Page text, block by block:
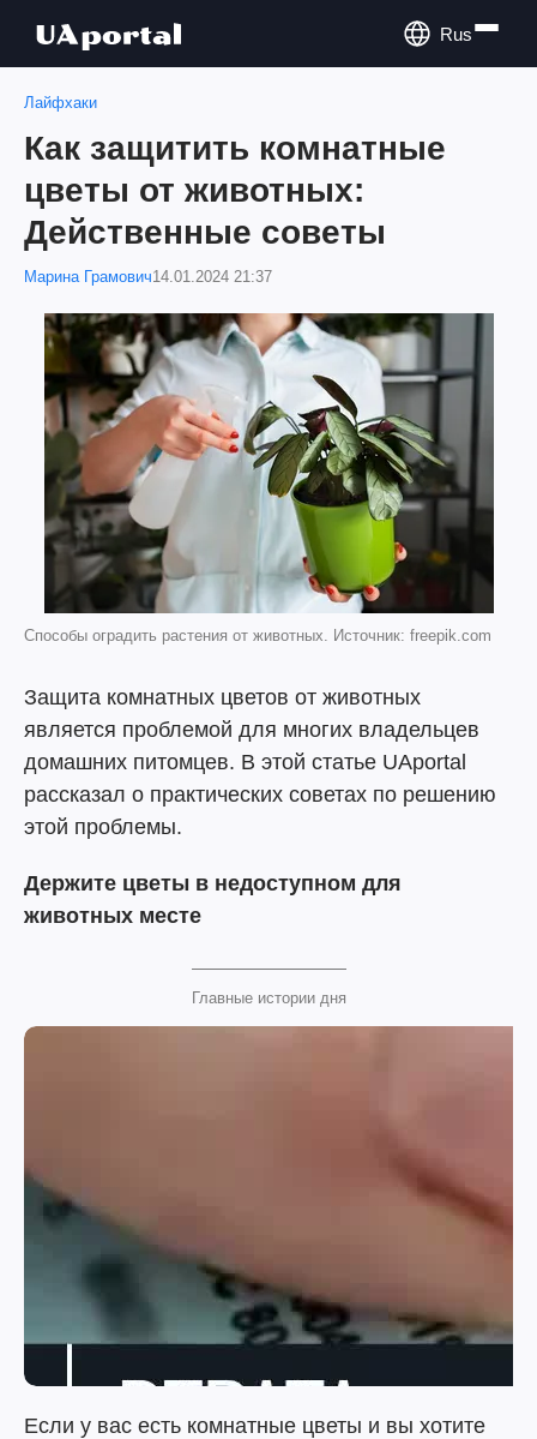
Rus
Лайфхаки
Как защитить комнатные
цветы от животных:
Действенные советы
Марина Грамович14.01.2024 21:37
Способы оградить растения от животных. Источник: freepik.com
Защита комнатных цветов от животных
является проблемой для многих владельцев
домашних питомцев. В этой статье UAportal
рассказал о практических советах по решению
этой проблемы.
Держите цветы в недоступном для
животных месте
Главные истории дня
Если у вас есть комнатные цветы и вы хотите